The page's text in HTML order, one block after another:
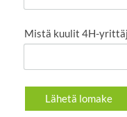
Mistä kuulit 4H-
Lähetä lomake